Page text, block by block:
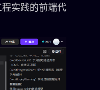
实践的前端代